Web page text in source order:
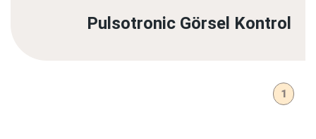
Pulsotronic Görsel Kontrol
1